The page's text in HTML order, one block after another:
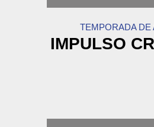
TEMPORADA DE
IMPULSO